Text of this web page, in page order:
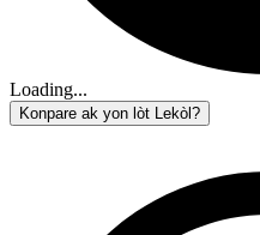
Loading...
Konpare ak yon lòt Lekòl?